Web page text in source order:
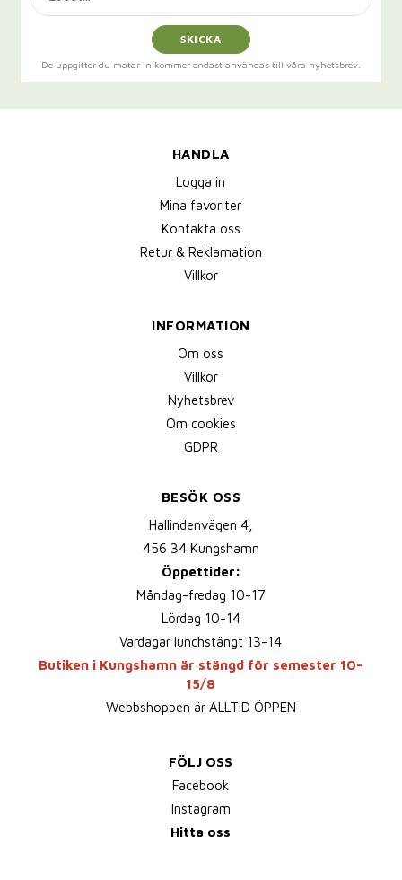
SKICKA
De uppgifter du matar in kommer endast användas till våra nyhetsbrev.
HANDLA
Logga in
Mina favoriter
Kontakta oss
Retur & Reklamation
Villkor
INFORMATION
Om oss
Villkor
Nyhetsbrev
Om cookies
GDPR
BESÖK OSS
Hallindenvägen 4,
456 34 Kungshamn
Öppettider:
Måndag-fredag 10-17
Lördag 10-14
Vardagar lunchstängt 13-14
Butiken i Kungshamn är stängd för semester 10-
15/8
Webbshoppen är ALLTID ÖPPEN
FÖLJ OSS
Facebook
Instagram
Hitta oss